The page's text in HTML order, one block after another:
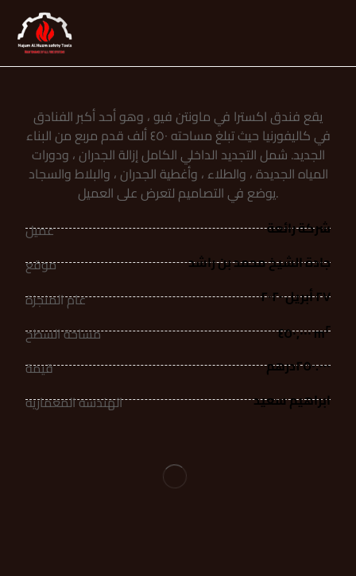
يقع فندق اکسترا في ماونتن فيو ، وهو أحد أكبر الفنادق
في كاليفورنيا حيث تبلغ مساحته ٤٥٠ ألف قدم مربع من البناء
الجديد. شمل التجديد الداخلي الكامل إزالة الجدران ، ودورات
المياه الجديدة ، والطلاء ، وأغطية الجدران ، والبلاط والسجاد
يوضع في التصاميم لتعرض على العميل.
عميل
شركة رائعة
موقع
جادة الشيخ محمد بن راشد
عام المنجزة
٢٧ أبريل ٢٠٢٠
مساحة السطح
٤٥٠,٠٠٠ m٢
قيمة
٢٥٠.٠٠٠درهم
الهندسه المعماريه
ابراهیم سعید